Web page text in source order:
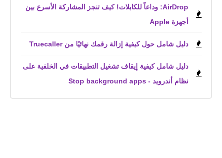
AirDrop: وداعاً للكابلات! كيف تنجز المشاركة الأسرع بين
أجهزة Apple
دليل شامل حول كيفية إزالة رقمك نهائيًا من Truecaller
دليل شامل كيفية إيقاف تشغيل التطبيقات في الخلفية على
نظام أندرويد - Stop background apps